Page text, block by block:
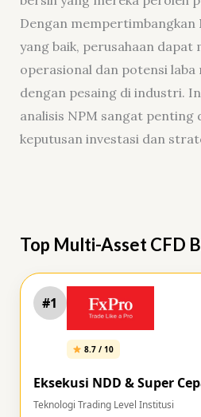
Dengan
yang baik, perusahaan dapat
operasional dan potensi laba
dengan pesaing di industri.
analisis NPM sangat penting
keputusan investasi dan
Top Multi-Asset CFD
#1
8.7 / 10
Eksekusi NDD & Super
Teknologi Trading Level Institusi